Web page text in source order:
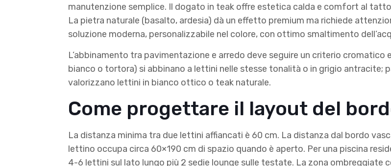
manutenzione semplice. Il dogato in teak offre estetica calda e comfort al
La pietra naturale (basalto, ardesia) dà un effetto premium ma richiede
soluzione moderna, personalizzabile nel colore, con ottimo smaltimento
L’abbinamento tra pavimentazione e arredo deve seguire un criterio cromatico
bianco o tortora) si abbinano a lettini nelle stesse tonalità o in grigio antracite;
valorizzano lettini in bianco ottico o teak naturale.
Come progettare il layout del
La distanza minima tra due lettini affiancati è 60 cm. La distanza dal bordo
lettino occupa circa 60×190 cm di spazio quando è aperto. Per una piscina
4-6 lettini sul lato lungo più 2 sedie lounge sulle testate. La zona ombreggiate